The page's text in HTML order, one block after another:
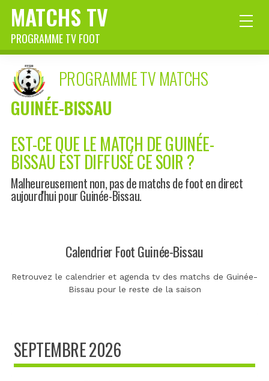
MATCHS TV
PROGRAMME TV FOOT
PROGRAMME TV MATCHS
GUINÉE-BISSAU
EST-CE QUE LE MATCH DE GUINÉE-
BISSAU EST DIFFUSÉ CE SOIR ?
Malheureusement non, pas de matchs de foot en direct
aujourd'hui pour Guinée-Bissau.
Calendrier Foot Guinée-Bissau
Retrouvez le calendrier et agenda tv des matchs de Guinée-
Bissau pour le reste de la saison
SEPTEMBRE 2026